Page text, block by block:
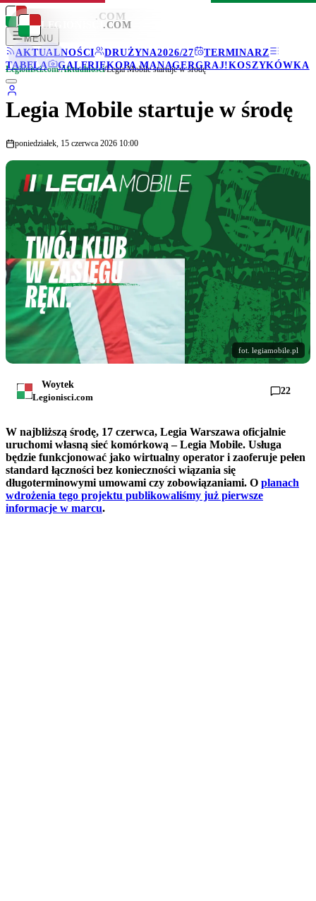
LEGIONISCI .COM
MENU
AKTUALNOŚCI
DRUŻYNA2026/27
TERMINARZ
TABELA
GALERIEKOPA MANAGERGRAJ!KOSZYKÓWKA
LEGIONISCI .COM
Legionisci.com/Aktualności/Legia Mobile startuje w środę
Legia Mobile startuje w środę
poniedziałek, 15 czerwca 2026 10:00
fot. legiamobile.pl
Woytek
Legionisci.com
22
W najbliższą środę, 17 czerwca, Legia Warszawa oficjalnie
uruchomi własną sieć komórkową – Legia Mobile. Usługa
będzie funkcjonować jako wirtualny operator i zaoferuje pełen
standard łączności bez konieczności wiązania się
długoterminowymi umowami czy zobowiązaniami. O planach
wdrożenia tego projektu publikowaliśmy już pierwsze
informacje w marcu.